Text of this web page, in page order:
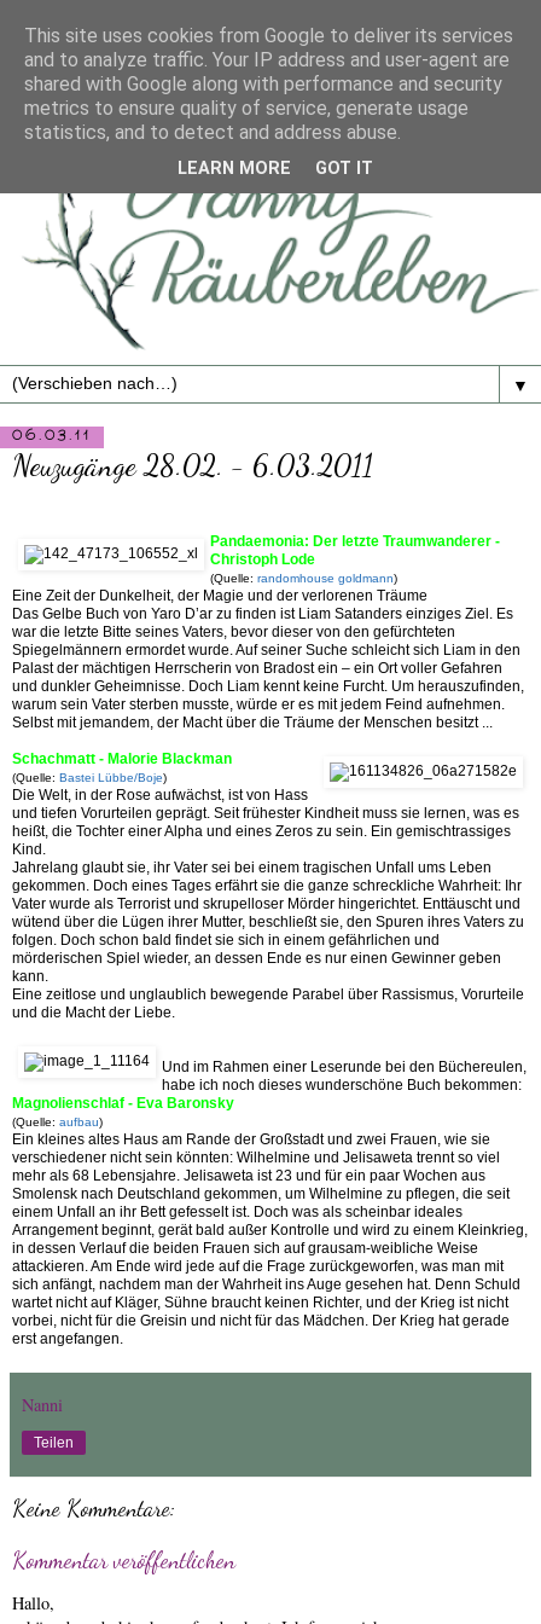
▼
06.03.11
Neuzugänge 28.02. - 6.03.2011
Pandaemonia: Der letzte Traumwanderer -
Christoph Lode
(Quelle: randomhouse goldmann)
Eine Zeit der Dunkelheit, der Magie und der verlorenen Träume
Das Gelbe Buch von Yaro D’ar zu finden ist Liam Satanders einziges Ziel. Es
war die letzte Bitte seines Vaters, bevor dieser von den gefürchteten
Spiegelmännern ermordet wurde. Auf seiner Suche schleicht sich Liam in den
Palast der mächtigen Herrscherin von Bradost ein – ein Ort voller Gefahren
und dunkler Geheimnisse. Doch Liam kennt keine Furcht. Um herauszufinden,
warum sein Vater sterben musste, würde er es mit jedem Feind aufnehmen.
Selbst mit jemandem, der Macht über die Träume der Menschen besitzt ...
Schachmatt - Malorie Blackman
(Quelle: Bastei Lübbe/Boje)
Die Welt, in der Rose aufwächst, ist von Hass
und tiefen Vorurteilen geprägt. Seit frühester Kindheit muss sie lernen, was es
heißt, die Tochter einer Alpha und eines Zeros zu sein. Ein gemischtrassiges
Kind.
Jahrelang glaubt sie, ihr Vater sei bei einem tragischen Unfall ums Leben
gekommen. Doch eines Tages erfährt sie die ganze schreckliche Wahrheit: Ihr
Vater wurde als Terrorist und skrupelloser Mörder hingerichtet. Enttäuscht und
wütend über die Lügen ihrer Mutter, beschließt sie, den Spuren ihres Vaters zu
folgen. Doch schon bald findet sie sich in einem gefährlichen und
mörderischen Spiel wieder, an dessen Ende es nur einen Gewinner geben
kann.
Eine zeitlose und unglaublich bewegende Parabel über Rassismus, Vorurteile
und die Macht der Liebe.
Und im Rahmen einer Leserunde bei den Büchereulen,
habe ich noch dieses wunderschöne Buch bekommen:
Magnolienschlaf - Eva Baronsky
(Quelle: aufbau)
Ein kleines altes Haus am Rande der Großstadt und zwei Frauen, wie sie
verschiedener nicht sein könnten: Wilhelmine und Jelisaweta trennt so viel
mehr als 68 Lebensjahre. Jelisaweta ist 23 und für ein paar Wochen aus
Smolensk nach Deutschland gekommen, um Wilhelmine zu pflegen, die seit
einem Unfall an ihr Bett gefesselt ist. Doch was als scheinbar ideales
Arrangement beginnt, gerät bald außer Kontrolle und wird zu einem Kleinkrieg,
in dessen Verlauf die beiden Frauen sich auf grausam-weibliche Weise
attackieren. Am Ende wird jede auf die Frage zurückgeworfen, was man mit
sich anfängt, nachdem man der Wahrheit ins Auge gesehen hat. Denn Schuld
wartet nicht auf Kläger, Sühne braucht keinen Richter, und der Krieg ist nicht
vorbei, nicht für die Greisin und nicht für das Mädchen. Der Krieg hat gerade
erst angefangen.
Nanni
Teilen
Keine Kommentare:
Kommentar veröffentlichen
Hallo,
This site uses cookies from Google to deliver its services
and to analyze traffic. Your IP address and user-agent are
shared with Google along with performance and security
metrics to ensure quality of service, generate usage
statistics, and to detect and address abuse.
LEARN MORE GOT IT